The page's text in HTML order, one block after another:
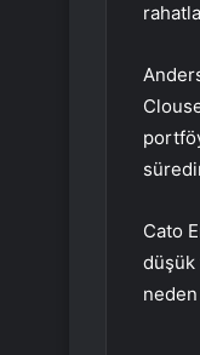
Cato
düşük